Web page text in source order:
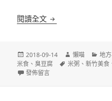
閱讀全文 [新竹]洪記第一香
發
佈
日
2018-09-14
作
者
懶喵
分
類
地
米食 、 臭豆腐
標
米粥 、新竹美食
在〈[新竹]洪記第一香小吃店 平
發佈留言